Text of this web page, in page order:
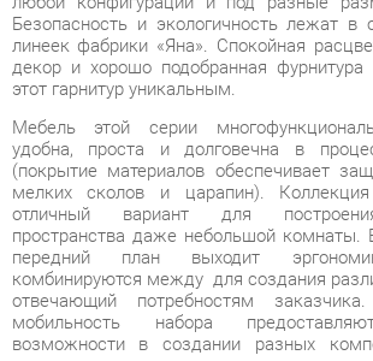
этот гарнитур уникальным.
Мебель этой серии
удобна, проста и долговечна в
(покрытие материалов обеспечивает
отличный вариант для построения
пространства даже небольшой комнаты. В
передний план выходит
комбинируются между для создания
отвечающий потребностям заказчика.
мобильность набора предоставляют
возможности в создании разных
одного и того же помещения, делая его
стильным.
Каркас изделий производится из ДСП,
кромкой ПВХ. Фасады выполнены из